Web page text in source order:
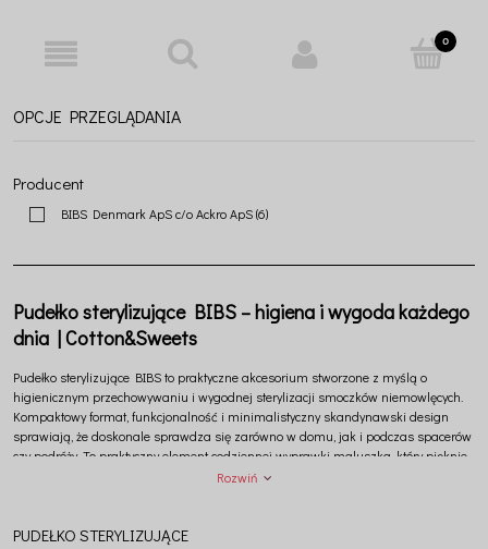
OPCJE PRZEGLĄDANIA
Producent
BIBS Denmark ApS c/o Ackro ApS(6)
Pudełko sterylizujące BIBS – higiena i wygoda każdego
dnia | Cotton&Sweets
Pudełko sterylizujące BIBSto praktyczne akcesorium stworzone z myślą o
higienicznym przechowywaniu i wygodnej sterylizacji smoczków niemowlęcych.
Kompaktowy format, funkcjonalność i minimalistyczny skandynawski design
sprawiają, że doskonale sprawdza się zarówno w domu, jak i podczas spacerów
czy podróży. To praktyczny element codziennej wyprawki maluszka, który pięknie
uzupełnia świat akcesoriów premium dostępnych w ofercie
Rozwiń
PUDEŁKO STERYLIZUJĄCE